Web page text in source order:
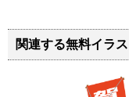
関連する無料イラ